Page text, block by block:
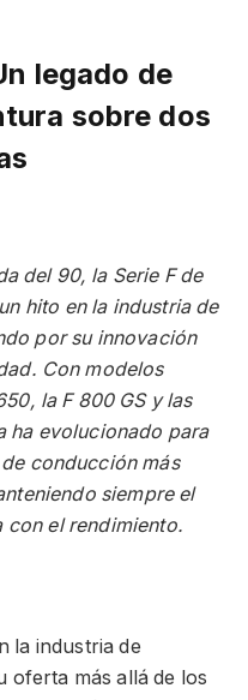
legado de
sobre dos
del 90, la Serie F de
hito en la industria de
por su innovación
Con modelos
la F 800 GS y las
ha evolucionado para
conducción más
siempre el
con el rendimiento.
la industria de
oferta más allá de los